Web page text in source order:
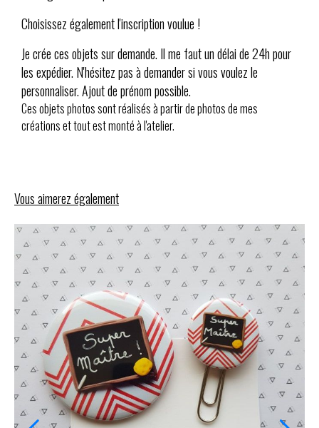
Choisissez également l'inscription voulue !
Je crée ces objets sur demande. Il me faut un délai de 24h pour
les expédier. N'hésitez pas à demander si vous voulez le
personnaliser. Ajout de prénom possible.
Ces objets photos sont réalisés à partir de photos de mes
créations et tout est monté à l'atelier.
Vous aimerez également